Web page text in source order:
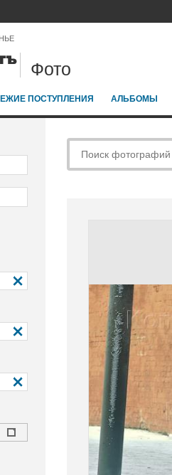
Фото
ПОСТУПЛЕНИЯ АЛЬБОМЫ